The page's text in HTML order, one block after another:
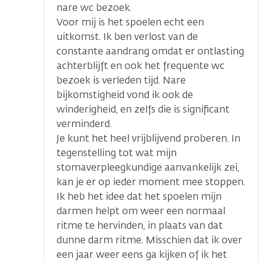
nare wc bezoek.
Voor mij is het spoelen echt een
uitkomst. Ik ben verlost van de
constante aandrang omdat er ontlasting
achterblijft en ook het frequente wc
bezoek is verleden tijd. Nare
bijkomstigheid vond ik ook de
winderigheid, en zelfs die is significant
verminderd.
Je kunt het heel vrijblijvend proberen. In
tegenstelling tot wat mijn
stomaverpleegkundige aanvankelijk zei,
kan je er op ieder moment mee stoppen.
Ik heb het idee dat het spoelen mijn
darmen helpt om weer een normaal
ritme te hervinden, in plaats van dat
dunne darm ritme. Misschien dat ik over
een jaar weer eens ga kijken of ik het